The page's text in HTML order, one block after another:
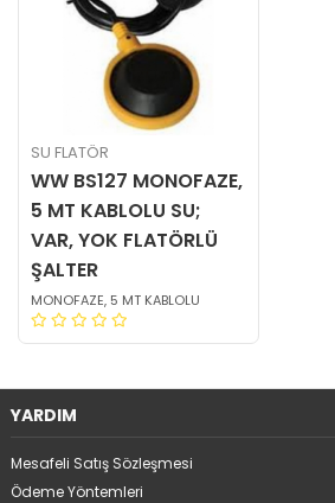
SU FLATÖR
WW BS127 MONOFAZE,
5 MT KABLOLU SU;
VAR, YOK FLATÖRLÜ
ŞALTER
MONOFAZE, 5 MT KABLOLU
YARDIM
Mesafeli Satış Sözleşmesi
Ödeme Yöntemleri